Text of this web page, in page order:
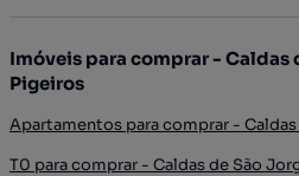
Imóveis para comprar - Caldas
Pigeiros
Apartamentos para comprar -
T0 para comprar - Caldas de São